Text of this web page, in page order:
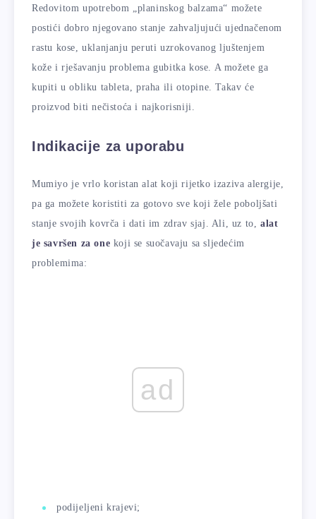
Redovitom upotrebom „planinskog balzama“ možete
postići dobro njegovano stanje zahvaljujući ujednačenom
rastu kose, uklanjanju peruti uzrokovanog ljuštenjem
kože i rješavanju problema gubitka kose. A možete ga
kupiti u obliku tableta, praha ili otopine. Takav će
proizvod biti nečistoća i najkorisniji.
Indikacije za uporabu
Mumiyo je vrlo koristan alat koji rijetko izaziva alergije,
pa ga možete koristiti za gotovo sve koji žele poboljšati
stanje svojih kovrča i dati im zdrav sjaj. Ali, uz to,alat
je savršen za one koji se suočavaju sa sljedećim
problemima:
ad
podijeljeni krajevi;